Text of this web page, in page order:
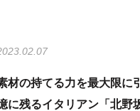
材の持てる力を最大限に
に残るイタリアン「北野